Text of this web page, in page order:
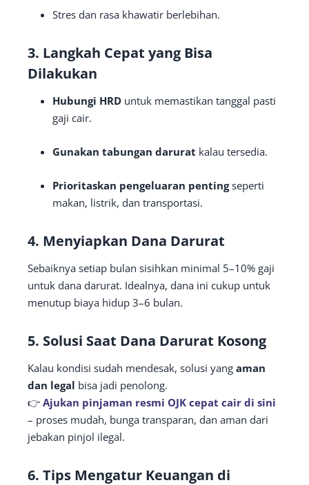
Stres dan rasa khawatir berlebihan.
3. Langkah Cepat yang Bisa
Dilakukan
Hubungi HRD untuk memastikan tanggal pasti
gaji cair.
Gunakan tabungan darurat kalau tersedia.
Prioritaskan pengeluaran pentingseperti
makan, listrik, dan transportasi.
4. Menyiapkan Dana Darurat
Sebaiknya setiap bulan sisihkan minimal 5–10% gaji
untuk dana darurat. Idealnya, dana ini cukup untuk
menutup biaya hidup 3–6 bulan.
5. Solusi Saat Dana Darurat Kosong
Kalau kondisi sudah mendesak, solusi yang aman
dan legal bisa jadi penolong.
👉 Ajukan pinjaman resmi OJK cepat cair di sini
– proses mudah, bunga transparan, dan aman dari
jebakan pinjol ilegal.
6. Tips Mengatur Keuangan di